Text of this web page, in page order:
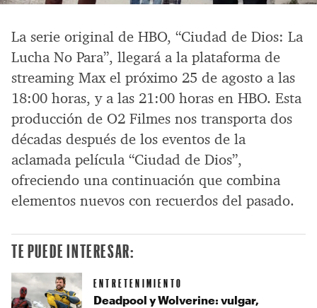
La serie original de HBO, “Ciudad de Dios: La
Lucha No Para”, llegará a la plataforma de
streaming Max el próximo 25 de agosto a las
18:00 horas, y a las 21:00 horas en HBO. Esta
producción de O2 Filmes nos transporta dos
décadas después de los eventos de la
aclamada película “Ciudad de Dios”,
ofreciendo una continuación que combina
elementos nuevos con recuerdos del pasado.
TE PUEDE INTERESAR:
ENTRETENIMIENTO
Deadpool y Wolverine: vulgar,